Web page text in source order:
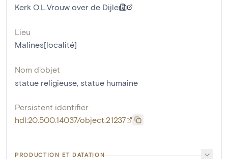
Kerk O.L.Vrouw over de Dijle
Lieu
Malines[localité]
Nom d'objet
statue religieuse, statue humaine
Persistent identifier
hdl:20.500.14037/object.21237
PRODUCTION ET DATATION